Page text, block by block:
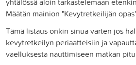
Määtän mainion "Kevytretkeilijän
Tämä listaus onkin sinua varten jos
kevytretkeilyn periaatteisiin ja
vaelluksesta nauttimiseen matkan